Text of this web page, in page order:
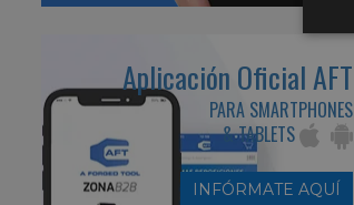
Aplicación Oficial AFT
PARA SMARTPHONES
& TABLETS
INFÓRMATE AQUÍ